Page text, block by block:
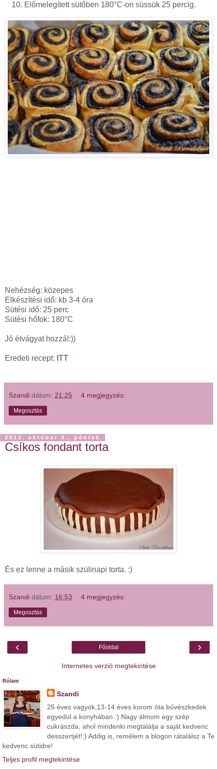
Előmelegített sütőben 180°C-on süssük 25 percig.
Nehézség: közepes
Elkészítési idő: kb 3-4 óra
Sütési idő: 25 perc
Sütési hőfok: 180°C
Jó étvágyat hozzá!:))
Eredeti recept: ITT
Szandi dátum: 21:25 4 megjegyzés:
Megosztás
2013. október 4., péntek
Csíkos fondant torta
És ez lenne a másik szülinapi torta. :)
Szandi dátum: 16:53 4 megjegyzés:
Megosztás
‹ ›
Főoldal
Internetes verzió megtekintése
Rólam
Szandi
25 éves vagyok,13-14 éves korom óta bűvészkedek
egyedül a konyhában.:) Nagy álmom egy szép
cukrászda, ahol mindenki megtalálja a saját kedvenc
desszertjét!:) Addig is, remélem a blogon rátalálsz a Te
kedvenc sütidre!
Teljes profil megtekintése